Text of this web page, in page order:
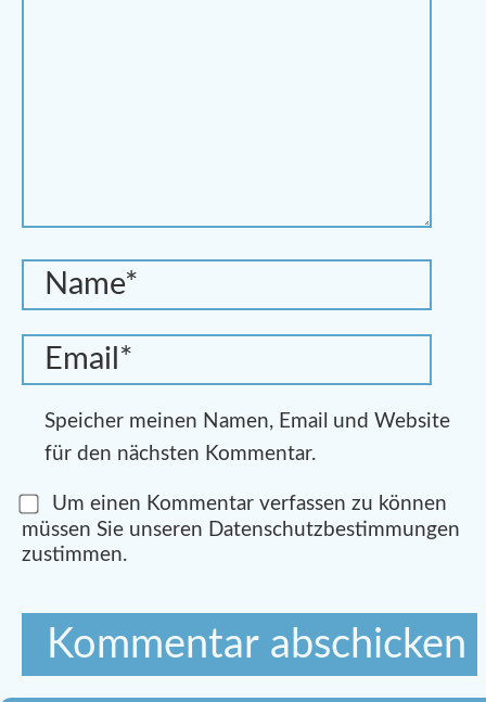
Speicher meinen Namen, Email und Website
für den nächsten Kommentar.
Um einen Kommentar verfassen zu können
müssen Sie unseren Datenschutzbestimmungen
zustimmen.